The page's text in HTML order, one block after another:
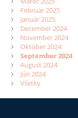
Február 2025
Január 2025
December 2024
November 2024
Október 2024
September 2024
August 2024
Jún 2024
Všetky